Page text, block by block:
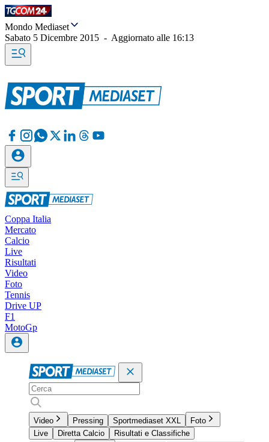
Mondo Mediaset
Sabato 5 Dicembre 2015 - Aggiornato alle 16:13
Coppa Italia
Mercato
Calcio
Live
Risultati
Video
Foto
Tennis
Drive UP
F1
MotoGp
Video Pressing Sportmediaset XXL
Foto
Live
Diretta Calcio
Risultati e Classifiche